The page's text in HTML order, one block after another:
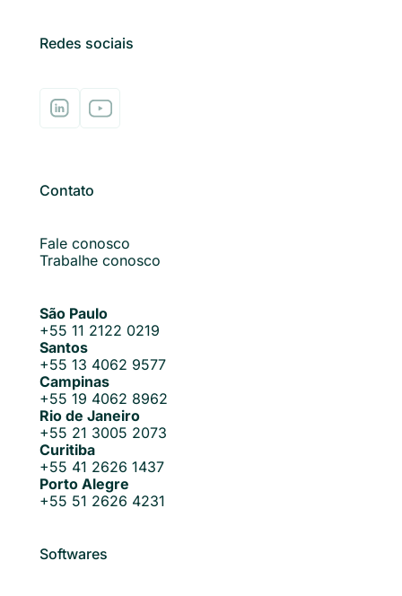
Redes sociais
Contato
Fale conosco
Trabalhe conosco
São Paulo
+55 11 2122 0219
Santos
+55 13 4062 9577
Campinas
+55 19 4062 8962
Rio de Janeiro
+55 21 3005 2073
Curitiba
+55 41 2626 1437
Porto Alegre
+55 51 2626 4231
Softwares